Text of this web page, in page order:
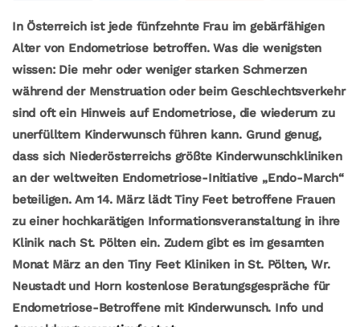
In Österreich ist jede fünfzehnte Frau im gebärfähigen
Alter von Endometriose betroffen. Was die wenigsten
wissen: Die mehr oder weniger starken Schmerzen
während der Menstruation oder beim Geschlechtsverkehr
sind oft ein Hinweis auf Endometriose, die wiederum zu
unerfülltem Kinderwunsch führen kann. Grund genug,
dass sich Niederösterreichs größte Kinderwunschkliniken
an der weltweiten Endometriose-Initiative „Endo-March“
beteiligen. Am 14. März lädt Tiny Feet betroffene Frauen
zu einer hochkarätigen Informationsveranstaltung in ihre
Klinik nach St. Pölten ein. Zudem gibt es im gesamten
Monat März an den Tiny Feet Kliniken in St. Pölten, Wr.
Neustadt und Horn kostenlose Beratungsgespräche für
Endometriose-Betroffene mit Kinderwunsch. Info und